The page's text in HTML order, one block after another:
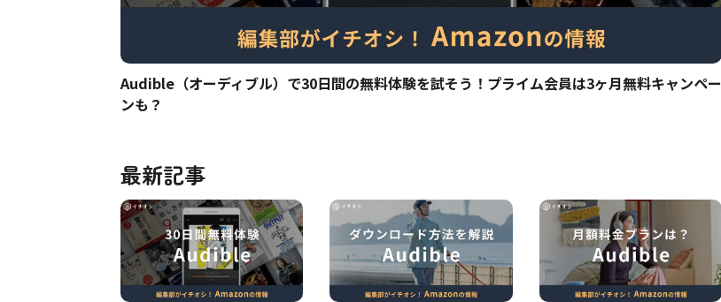
Audible（オーディブル）で30日間の無料体験を試そう！プライム会員は3ヶ月無料キャンペー
ンも？
最新記事